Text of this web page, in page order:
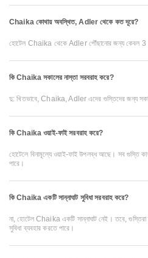
Chaika কোথায় অবস্থিত, Adler থেকে কত দূরে?
হোটেল Chaika থেকে Adler পৌঁছানোর জন্য কেবল 3
কি Chaika সকালের নাস্তা সরবরাহ করে?
দু: খিতভাবে, Chaika, Adler এদের গুস্তিদের জন্য
কি Chaika ওয়াই-ফাই সরবরাহ করে?
হোটেলে বিনামূল্যে ওয়াই-ফাই উপলব্ধ আছে। সব গুস্তি
পারে।
কি Chaika একটি সান্নাঘাট সুবিধা সরবরাহ করে?
না, হোটেল Chaika একটি সান্নাঘাট নেই। তবে,
সুবিধা ব্যবহার করতে পারে।